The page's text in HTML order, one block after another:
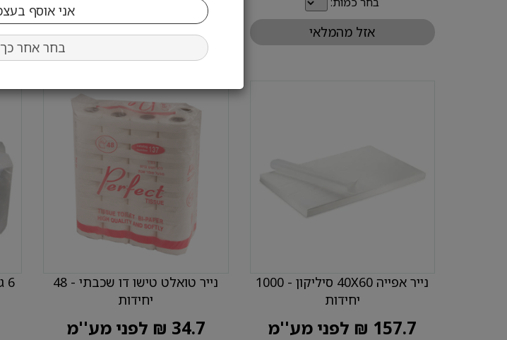
בחר אחר כך
אזל מהמלאי הוסף לעגלה
נייר אפייה 40X60 סיליקון - 1000
יחידות
157.7 ₪ לפני מע''מ
נייר טואלט טישו דו שכבתי - 48
יחידות
34.7 ₪ לפני מע''מ
6 גלילי נייר סופג למטבח - 3 ק"ג